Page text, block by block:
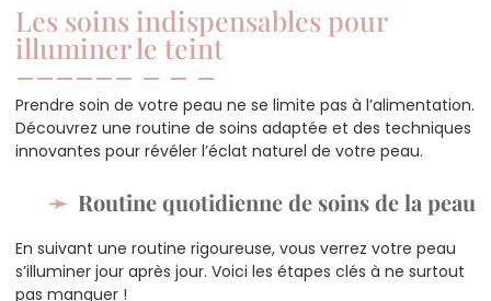
Les soins indispensables pour
illuminer le teint
Prendre soin de votre peau ne se limite pas à l’alimentation.
Découvrez une routine de soins adaptée et des techniques
innovantes pour révéler l’éclat naturel de votre peau.
Routine quotidienne de soins de la peau
En suivant une routine rigoureuse, vous verrez votre peau
s’illuminer jour après jour. Voici les étapes clés à ne surtout
pas manquer !